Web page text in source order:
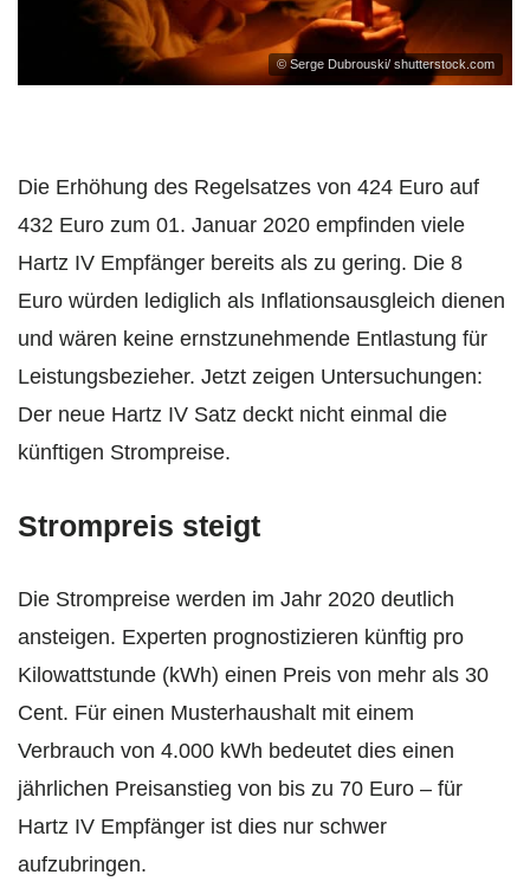
© Serge Dubrouski/ shutterstock.com
Die Erhöhung des Regelsatzes von 424 Euro auf
432 Euro zum 01. Januar 2020 empfinden viele
Hartz IV Empfänger bereits als zu gering. Die 8
Euro würden lediglich als Inflationsausgleich dienen
und wären keine ernstzunehmende Entlastung für
Leistungsbezieher. Jetzt zeigen Untersuchungen:
Der neue Hartz IV Satz deckt nicht einmal die
künftigen Strompreise.
Strompreis steigt
Die Strompreise werden im Jahr 2020 deutlich
ansteigen. Experten prognostizieren künftig pro
Kilowattstunde (kWh) einen Preis von mehr als 30
Cent. Für einen Musterhaushalt mit einem
Verbrauch von 4.000 kWh bedeutet dies einen
jährlichen Preisanstieg von bis zu 70 Euro – für
Hartz IV Empfänger ist dies nur schwer
aufzubringen.